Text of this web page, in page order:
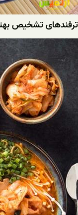
ترفندهای تشخیص